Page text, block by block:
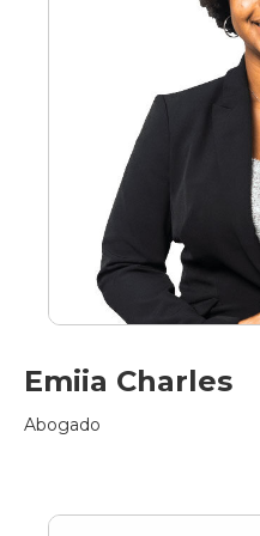
Emiia Charles
Abogado